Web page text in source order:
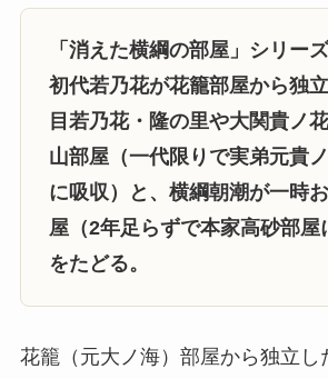
「消えた横綱の部屋」シリー
初代若乃花が花籠部屋から独
目若乃花・隆の里や大関貴ノ
山部屋（一代限りで実弟元貴
に吸収）と、横綱朝潮が一時
屋（2年足らずで本家高砂部屋
をたどる。
花籠（元大ノ海）部屋から独立し